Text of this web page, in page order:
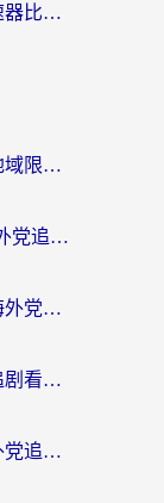
国外玩国服浮生为卿歌用什么加速器比较好？海外党亲测不踩坑指南
在海外听音乐用什么软件？别让地域限制断了你的华语歌单
芒果TV海外地区限制怎么办？海外党追剧看片的实用加速器选择指南
腾讯缓存的视频在国外能看吗？海外党追剧看片的终极解决方案
国外看不了咪咕直播吗？海外党追剧看片的加速器选择指南
国外能看中央电视台吗现在？海外党追剧看央视的实用指南